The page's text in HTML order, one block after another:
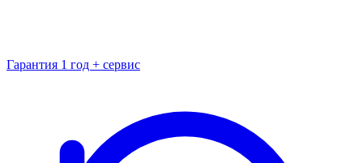
Гарантия 1 год + сервис